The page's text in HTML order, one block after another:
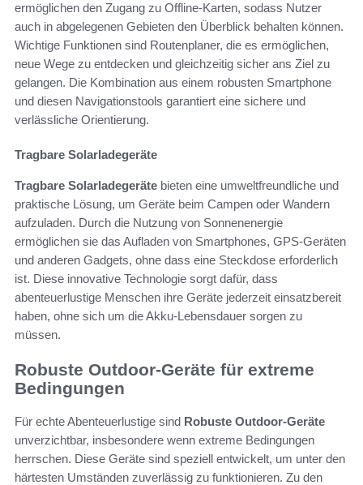
ermöglichen den Zugang zu Offline-Karten, sodass Nutzer
auch in abgelegenen Gebieten den Überblick behalten können.
Wichtige Funktionen sind Routenplaner, die es ermöglichen,
neue Wege zu entdecken und gleichzeitig sicher ans Ziel zu
gelangen. Die Kombination aus einem robusten Smartphone
und diesen Navigationstools garantiert eine sichere und
verlässliche Orientierung.
Tragbare Solarladegeräte
Tragbare Solarladegeräte bieten eine umweltfreundliche und
praktische Lösung, um Geräte beim Campen oder Wandern
aufzuladen. Durch die Nutzung von Sonnenenergie
ermöglichen sie das Aufladen von Smartphones, GPS-Geräten
und anderen Gadgets, ohne dass eine Steckdose erforderlich
ist. Diese innovative Technologie sorgt dafür, dass
abenteuerlustige Menschen ihre Geräte jederzeit einsatzbereit
haben, ohne sich um die Akku-Lebensdauer sorgen zu
müssen.
Robuste Outdoor-Geräte für extreme
Bedingungen
Für echte Abenteuerlustige sind Robuste Outdoor-Geräte
unverzichtbar, insbesondere wenn extreme Bedingungen
herrschen. Diese Geräte sind speziell entwickelt, um unter den
härtesten Umständen zuverlässig zu funktionieren. Zu den